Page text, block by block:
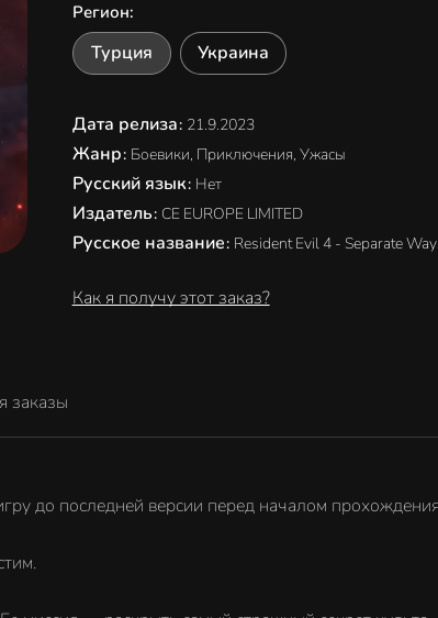
Регион:
Турция Украина
Дата релиза: 21.9.2023
Жанр: Боевики, Приключения, Ужасы
Русский язык: Нет
Издатель: CE EUROPE LIMITED
Русское название: Resident Evil 4 - Separate
Как я получу этот заказ?
заказы
до последней версии перед началом